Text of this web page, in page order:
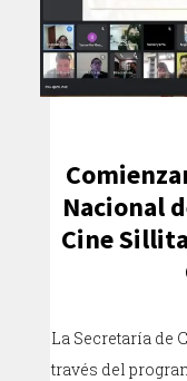
Nacional
Cine
La Secretaría de
través del